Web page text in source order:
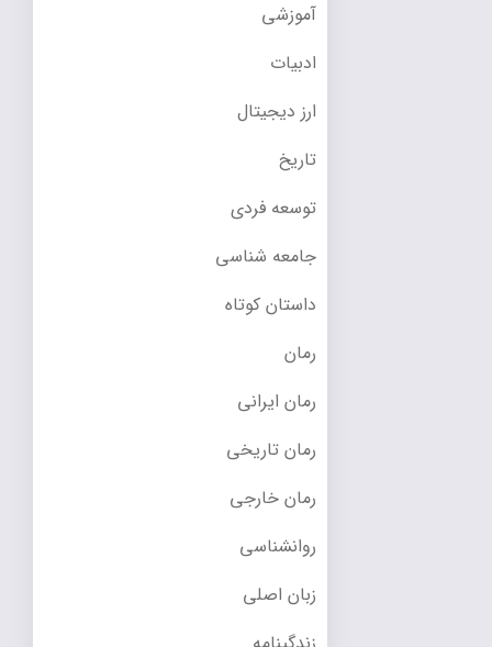
آموزشی
ادبیات
ارز دیجیتال
تاریخ
توسعه فردی
جامعه شناسی
داستان کوتاه
رمان
رمان ایرانی
رمان تاریخی
رمان خارجی
روانشناسی
زبان اصلی